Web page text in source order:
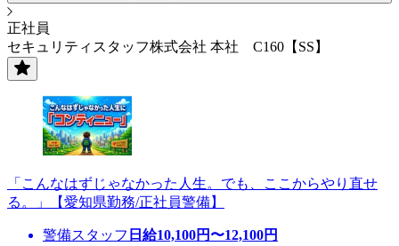
正社員
セキュリティスタッフ株式会社 本社 C160【SS】
「こんなはずじゃなかった人生。でも、ここからやり直せ
る。」【愛知県勤務/正社員警備】
警備スタッフ 日給10,100円〜12,100円